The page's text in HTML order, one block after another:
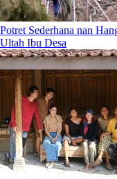
Potret Sederhana nan
Ultah Ibu Desa